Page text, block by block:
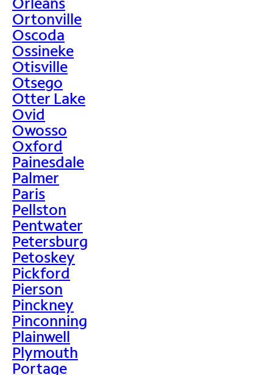
Ortonville
Oscoda
Ossineke
Otisville
Otsego
Otter Lake
Ovid
Owosso
Oxford
Painesdale
Palmer
Paris
Pellston
Pentwater
Petersburg
Petoskey
Pickford
Pierson
Pinckney
Pinconning
Plainwell
Plymouth
Portage